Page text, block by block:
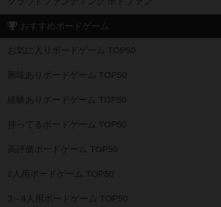
おすすめボードゲーム
お気に入りボードゲーム TOP50
興味ありボードゲーム TOP50
経験ありボードゲーム TOP50
持ってるボードゲーム TOP50
高評価ボードゲーム TOP50
2人用ボードゲーム TOP50
3～4人用ボードゲーム TOP50